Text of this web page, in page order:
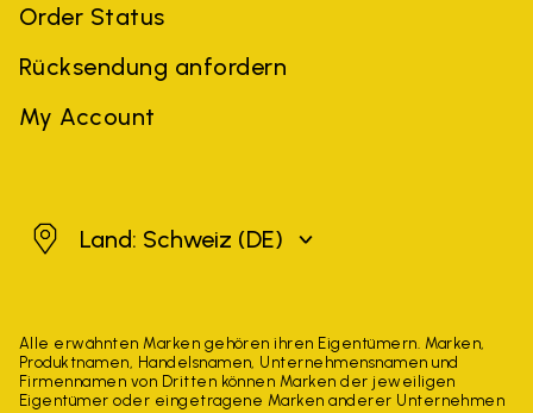
Order Status
Rücksendung anfordern
My Account
SchweizLand: Schweiz (DE)
Alle erwähnten Marken gehören ihren Eigentümern. Marken,
Produktnamen, Handelsnamen, Unternehmensnamen und
Firmennamen von Dritten können Marken der jeweiligen
Eigentümer oder eingetragene Marken anderer Unternehmen